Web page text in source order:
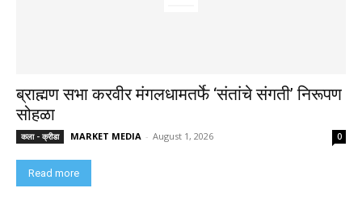
ब्राह्मण सभा करवीर मंगलधामतर्फे ‘संतांचे संगती’ निरूपण
सोहळा
कला - क्रीडा MARKET MEDIA - August 1, 2026 0
Read more